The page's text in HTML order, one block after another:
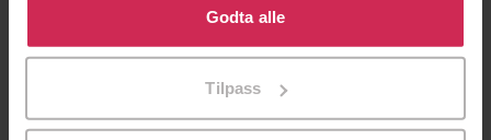
bruke cookies for alle disse formålene. Du kan også
tilpasse ditt samtykke til spesifikke formål ved å klikke
Godta alle
Tilpass
Premium Premium